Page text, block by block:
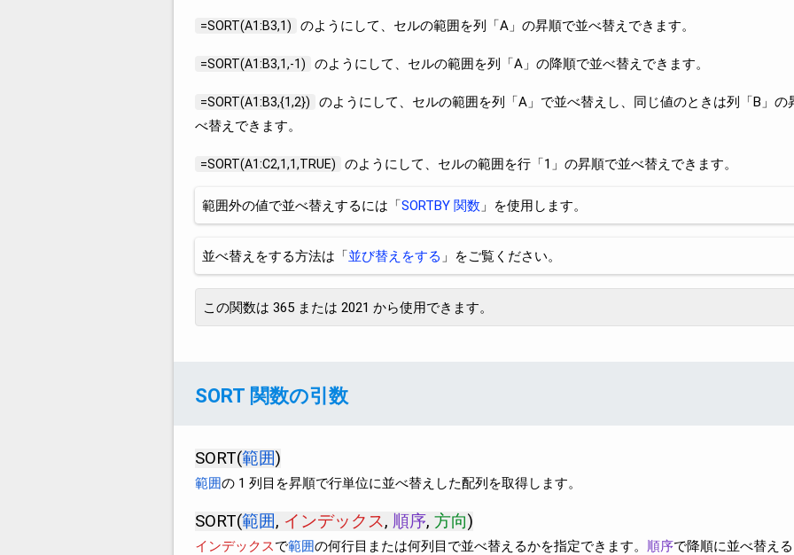
=SORT(A1:B3,1) のようにして、セルの範囲を列「A」の昇順で並べ替えできます。
=SORT(A1:B3,1,-1) のようにして、セルの範囲を列「A」の降順で並べ替えできます。
=SORT(A1:B3,{1,2})
のようにして、セルの範囲を列「A」で並べ替えし、同じ値のときは列「B」の
べ替えできます。
=SORT(A1:C2,1,1,TRUE) のようにして、セルの範囲を行「1」の昇順で並べ替えできます。
範囲外の値で並べ替えするには「SORTBY 関数 」を使用します。
並べ替えをする方法は「並び替えをする 」をご覧ください。
この関数は 365 または 2021 から使用できます。
SORT 関数の引数
SORT(範囲)
範囲の 1 列目を昇順で行単位に並べ替えした配列を取得します。
SORT(範囲, インデックス, 順序, 方向)
インデックスで範囲の何行目または何列目で並べ替えるかを指定できます。 順序で降順に並べ替え